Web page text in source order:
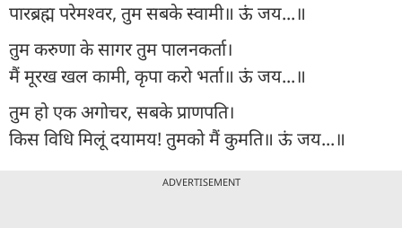
पारब्रह्म परेमश्वर, तुम सबके स्वामी॥ ऊं जय...॥
तुम करुणा के सागर तुम पालनकर्ता।
मैं मूरख खल कामी, कृपा करो भर्ता॥ ऊं जय...॥
तुम हो एक अगोचर, सबके प्राणपति।
किस विधि मिलूं दयामय! तुमको मैं कुमति॥ ऊं जय...॥
ADVERTISEMENT